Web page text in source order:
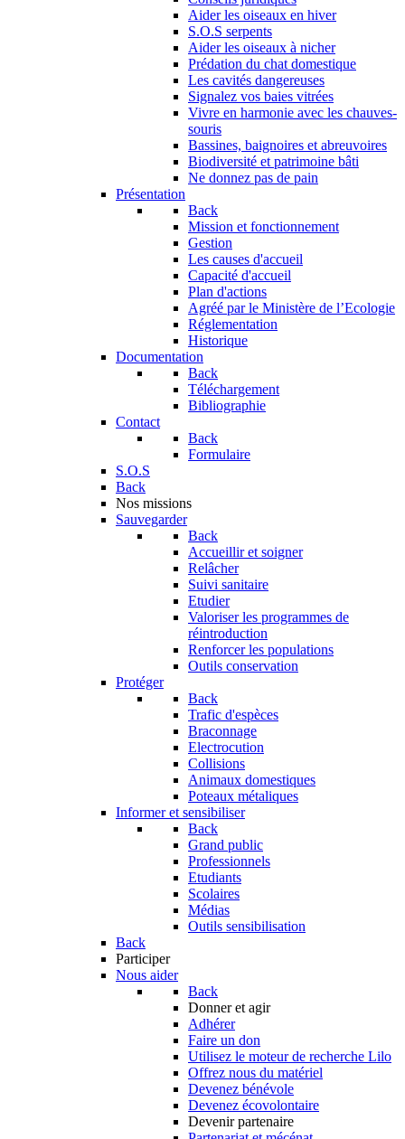
Aider les oiseaux en hiver
S.O.S serpents
Aider les oiseaux à nicher
Prédation du chat domestique
Les cavités dangereuses
Signalez vos baies vitrées
Vivre en harmonie avec les chauves-
souris
Bassines, baignoires et abreuvoires
Biodiversité et patrimoine bâti
Ne donnez pas de pain
Présentation
Back
Mission et fonctionnement
Gestion
Les causes d'accueil
Capacité d'accueil
Plan d'actions
Agréé par le Ministère de l’Ecologie
Réglementation
Historique
Documentation
Back
Téléchargement
Bibliographie
Contact
Back
Formulaire
S.O.S
Back
Nos missions
Sauvegarder
Back
Accueillir et soigner
Relâcher
Suivi sanitaire
Etudier
Valoriser les programmes de
réintroduction
Renforcer les populations
Outils conservation
Protéger
Back
Trafic d'espèces
Braconnage
Electrocution
Collisions
Animaux domestiques
Poteaux métaliques
Informer et sensibiliser
Back
Grand public
Professionnels
Etudiants
Scolaires
Médias
Outils sensibilisation
Back
Participer
Nous aider
Back
Donner et agir
Adhérer
Faire un don
Utilisez le moteur de recherche Lilo
Offrez nous du matériel
Devenez bénévole
Devenez écovolontaire
Devenir partenaire